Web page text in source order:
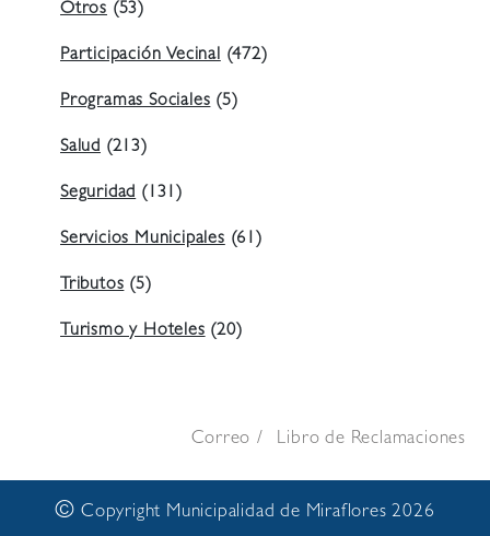
Otros (53)
Participación Vecinal (472)
Programas Sociales (5)
Salud (213)
Seguridad (131)
Servicios Municipales (61)
Tributos (5)
Turismo y Hoteles (20)
Correo Libro de Reclamaciones
© Copyright Municipalidad de Miraflores 2026